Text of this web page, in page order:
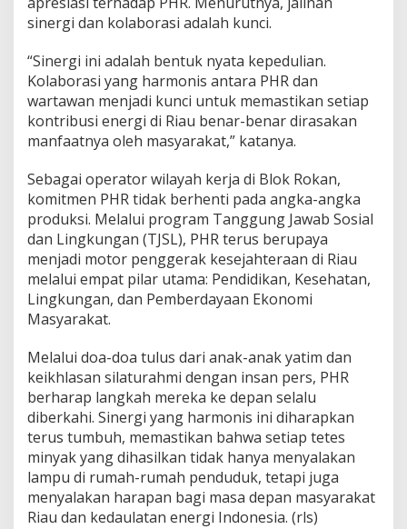
sinergi dan kolaborasi adalah kunci.
“Sinergi ini adalah bentuk nyata kepedulian.
Kolaborasi yang harmonis antara PHR dan
wartawan menjadi kunci untuk memastikan setiap
kontribusi energi di Riau benar-benar dirasakan
manfaatnya oleh masyarakat,” katanya.
Sebagai operator wilayah kerja di Blok Rokan,
komitmen PHR tidak berhenti pada angka-angka
produksi. Melalui program Tanggung Jawab Sosial
dan Lingkungan (TJSL), PHR terus berupaya
menjadi motor penggerak kesejahteraan di Riau
melalui empat pilar utama: Pendidikan, Kesehatan,
Lingkungan, dan Pemberdayaan Ekonomi
Masyarakat.
Melalui doa-doa tulus dari anak-anak yatim dan
keikhlasan silaturahmi dengan insan pers, PHR
berharap langkah mereka ke depan selalu
diberkahi. Sinergi yang harmonis ini diharapkan
terus tumbuh, memastikan bahwa setiap tetes
minyak yang dihasilkan tidak hanya menyalakan
lampu di rumah-rumah penduduk, tetapi juga
menyalakan harapan bagi masa depan masyarakat
Riau dan kedaulatan energi Indonesia. (rls)